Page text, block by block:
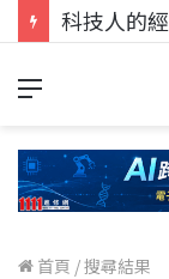
首頁 /搜尋結果